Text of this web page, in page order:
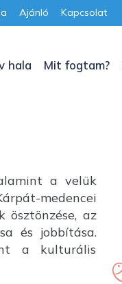
Ajánló Kapcsolat
hala Mit fogtam?
a velük
medencei
ösztönzése, az
és jobbítása.
a kulturális